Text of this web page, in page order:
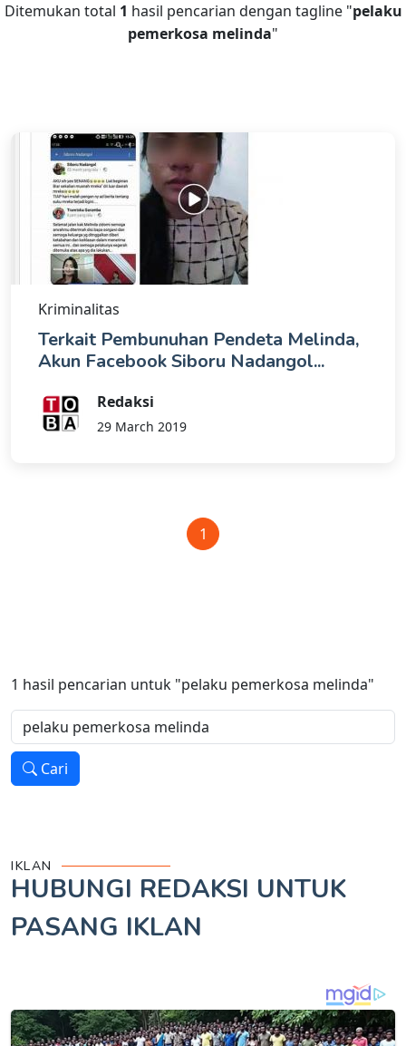
Ditemukan total 1 hasil pencarian dengan tagline "pelaku
pemerkosa melinda"
Kriminalitas
Terkait Pembunuhan Pendeta Melinda,
Akun Facebook Siboru Nadangol...
Redaksi
29 March 2019
1
1 hasil pencarian untuk "pelaku pemerkosa melinda"
Cari
IKLAN
HUBUNGI REDAKSI UNTUK
PASANG IKLAN